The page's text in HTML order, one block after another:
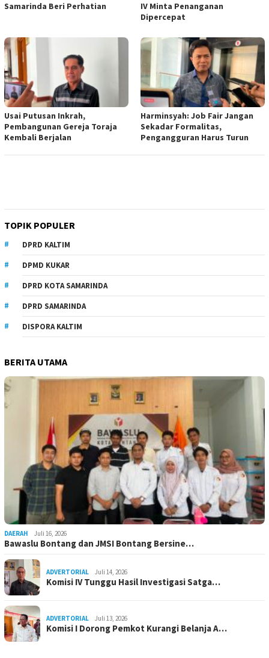
Samarinda Beri Perhatian
IV Minta Penanganan
Dipercepat
Usai Putusan Inkrah,
Pembangunan Gereja Toraja
Kembali Berjalan
Harminsyah: Job Fair Jangan
Sekadar Formalitas,
Pengangguran Harus Turun
TOPIK POPULER
DPRD KALTIM
DPMD KUKAR
DPRD KOTA SAMARINDA
DPRD SAMARINDA
DISPORA KALTIM
BERITA UTAMA
DAERAH Juli 16, 2026
Bawaslu Bontang dan JMSI Bontang Bersine…
ADVERTORIAL Juli 14, 2026
Komisi IV Tunggu Hasil Investigasi Satga…
ADVERTORIAL Juli 13, 2026
Komisi I Dorong Pemkot Kurangi Belanja A…